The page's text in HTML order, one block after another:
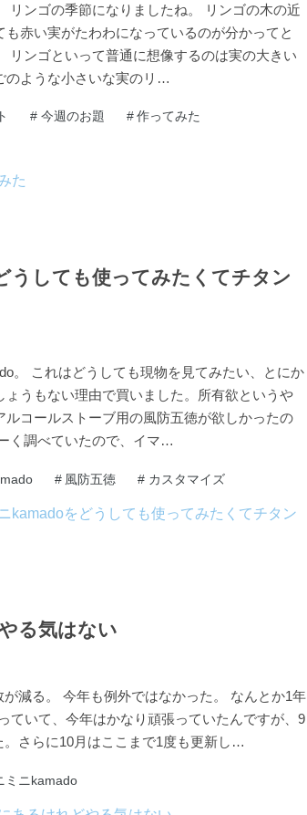
リンゴの季節になりましたね。 リンゴの木の近
も赤い実がたわわになっているのが分かってと
リンゴといって普通に想像するのは実の大きい
のような小さいな実のリ…
# 今週のお題 # 作ってみた
うしても使ってみたくてチタン
。 これはどうしても現物を見てみたい、とにか
ょうもない理由で買いました。所有欲というや
ルコールストーブ用の風防五徳が欲しかったの
く調べていたので、イマ…
# 風防五徳 # カスタマイズ
る気はない
減る。 今年も例外ではなかった。 なんとか1年
ていて、今年はかなり頑張っていたんですが、9
さらに10月はここまで1度も更新し…
ミニkamado